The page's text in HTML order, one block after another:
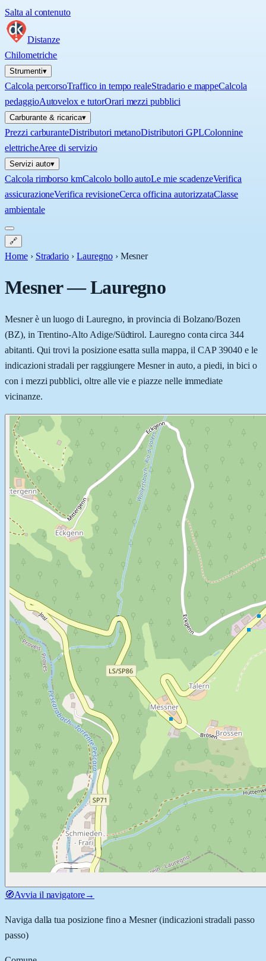
Salta al contenuto
Distanze
Chilometriche
Strumenti▾
Calcola percorsoTraffico in tempo realeStradario e mappeCalcola
pedaggioAutovelox e tutorOrari mezzi pubblici
Carburante & ricarica▾
Prezzi carburanteDistributori metanoDistributori GPLColonnine
elettricheAree di servizio
Servizi auto▾
Calcola rimborso kmCalcolo bollo autoLe mie scadenzeVerifica
assicurazioneVerifica revisioneCerca officina autorizzataClasse
ambientale
🔗
Home › Stradario › Lauregno › Mesner
Mesner—Lauregno
Mesner è un luogo di Lauregno, in provincia di Bolzano/Bozen
(BZ), in Trentino-Alto Adige/Südtirol. Lauregno conta circa 344
abitanti. Qui trovi la posizione esatta sulla mappa, il CAP 39040 e le
indicazioni stradali per raggiungere Mesner in auto, a piedi, in bici o
con i mezzi pubblici, oltre alle vie e piazze nelle immediate
vicinanze.
🧭Avvia il navigatore→
Naviga dalla tua posizione fino aMesner(indicazioni stradali passo
passo)